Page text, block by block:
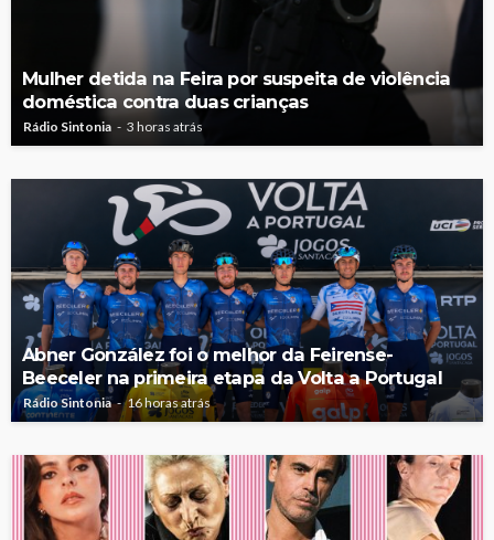
Mulher detida na Feira por suspeita de violência
doméstica contra duas crianças
Rádio Sintonia 3 horas atrás
Abner González foi o melhor da Feirense-
Beeceler na primeira etapa da Volta a Portugal
Rádio Sintonia 16 horas atrás